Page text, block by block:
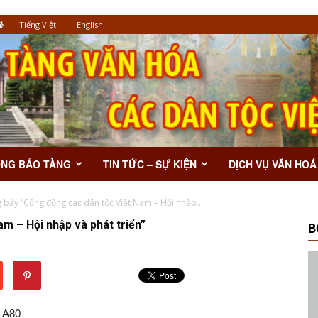
Tiếng Việt | English
BẢO TÀNG TIN TỨC – SỰ KIỆN DỊCH VỤ VĂN HOÁ
bày “Cộng đồng các dân tộc Việt Nam – Hội nhập...
– Hội nhập và phát triển”
A80
Tượng đầu quỷ Iasaka